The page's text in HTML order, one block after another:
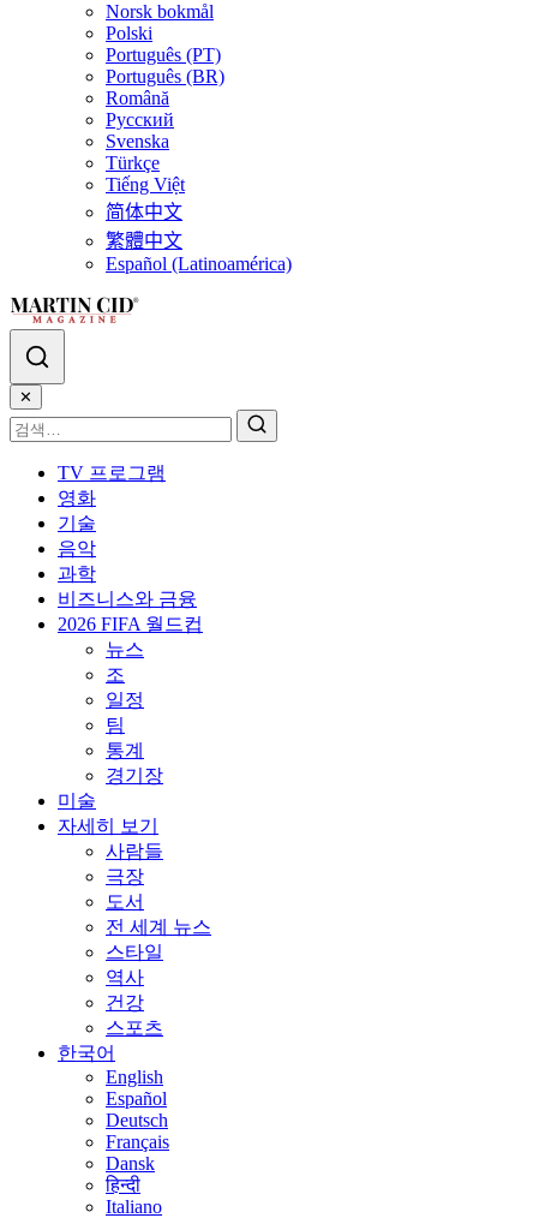
Norsk bokmål
Polski
Português (PT)
Português (BR)
Română
Русский
Svenska
Türkçe
Tiếng Việt
简体中文
繁體中文
Español (Latinoamérica)
✕
TV 프로그램
영화
기술
음악
과학
비즈니스와 금융
2026 FIFA 월드컵
뉴스
조
일정
팀
통계
경기장
미술
자세히 보기
사람들
극장
도서
전 세계 뉴스
스타일
역사
건강
스포츠
한국어
English
Español
Deutsch
Français
Dansk
हिन्दी
Italiano